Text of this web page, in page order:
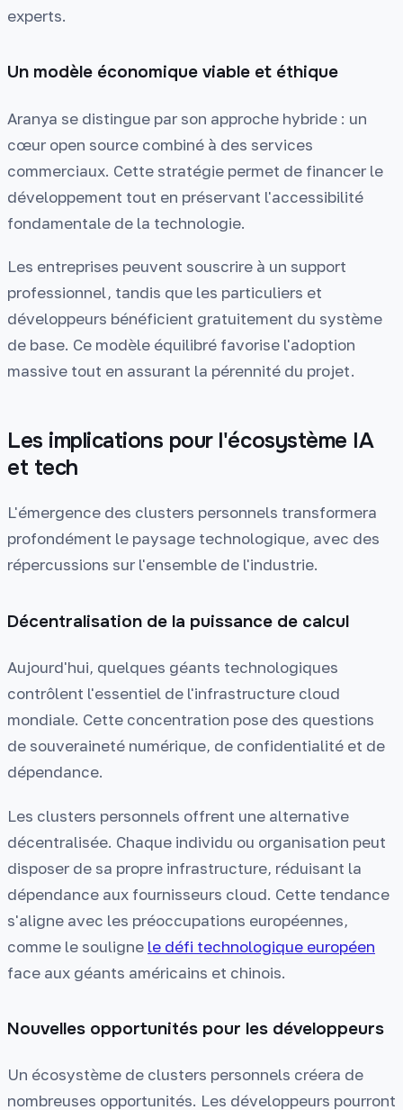
experts.
Un modèle économique viable et éthique
Aranya se distingue par son approche hybride : un
cœur open source combiné à des services
commerciaux. Cette stratégie permet de financer le
développement tout en préservant l'accessibilité
fondamentale de la technologie.
Les entreprises peuvent souscrire à un support
professionnel, tandis que les particuliers et
développeurs bénéficient gratuitement du système
de base. Ce modèle équilibré favorise l'adoption
massive tout en assurant la pérennité du projet.
Les implications pour l'écosystème IA
et tech
L'émergence des clusters personnels transformera
profondément le paysage technologique, avec des
répercussions sur l'ensemble de l'industrie.
Décentralisation de la puissance de calcul
Aujourd'hui, quelques géants technologiques
contrôlent l'essentiel de l'infrastructure cloud
mondiale. Cette concentration pose des questions
de souveraineté numérique, de confidentialité et de
dépendance.
Les clusters personnels offrent une alternative
décentralisée. Chaque individu ou organisation peut
disposer de sa propre infrastructure, réduisant la
dépendance aux fournisseurs cloud. Cette tendance
s'aligne avec les préoccupations européennes,
comme le souligne le défi technologique européen
face aux géants américains et chinois.
Nouvelles opportunités pour les développeurs
Un écosystème de clusters personnels créera de
nombreuses opportunités. Les développeurs pourront